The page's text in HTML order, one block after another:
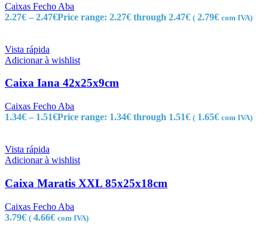
Caixas Fecho Aba
2.27€ – 2.47€Price range: 2.27€ through 2.47€ ( 2.79€ com IVA)
Vista rápida
Adicionar à wishlist
Caixa Iana 42x25x9cm
Caixas Fecho Aba
1.34€ – 1.51€Price range: 1.34€ through 1.51€ ( 1.65€ com IVA)
Vista rápida
Adicionar à wishlist
Caixa Maratis XXL 85x25x18cm
Caixas Fecho Aba
3.79€ ( 4.66€ com IVA)